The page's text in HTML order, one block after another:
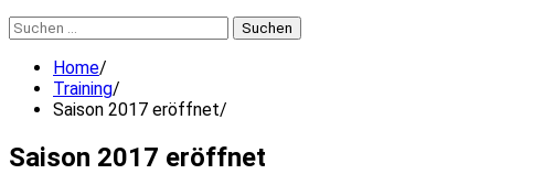
Suchen
nach:
Home
Training
Saison 2017 eröffnet
Saison 2017 eröffnet